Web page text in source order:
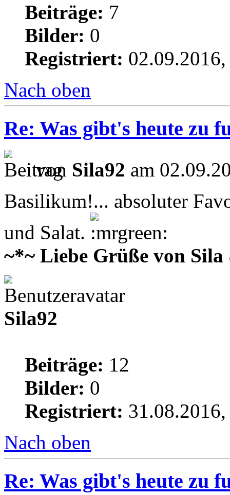
Beiträge: 7
Bilder: 0
Registriert:
Nach oben
Re: Was gibt's heute zu
von Sila92 am
Basilikum!... absoluter
und Salat.
~*~ Liebe Grüße von Sila
Sila92
Beiträge: 12
Bilder: 0
Registriert:
Nach oben
Re: Was gibt's heute zu